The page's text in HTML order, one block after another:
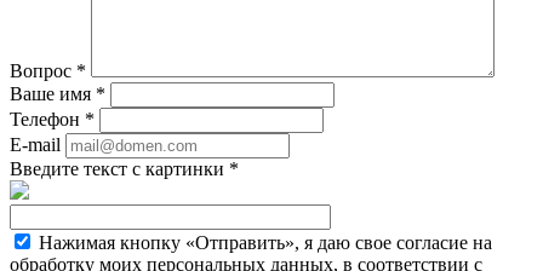
Вопрос *
Ваше имя *
Телефон *
E-mail
Введите текст с картинки *
Нажимая кнопку «Отправить», я даю свое согласие на
обработку моих персональных данных, в соответствии с